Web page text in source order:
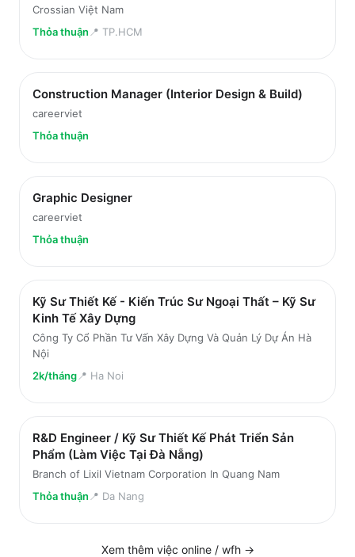
Crossian Việt Nam
Thỏa thuận 📍 TP.HCM
Construction Manager (Interior Design & Build)
careerviet
Thỏa thuận
Graphic Designer
careerviet
Thỏa thuận
Kỹ Sư Thiết Kế - Kiến Trúc Sư Ngoại Thất – Kỹ Sư
Kinh Tế Xây Dựng
Công Ty Cổ Phần Tư Vấn Xây Dựng Và Quản Lý Dự Án Hà
Nội
2k/tháng📍 Ha Noi
R&D Engineer / Kỹ Sư Thiết Kế Phát Triển Sản
Phẩm (Làm Việc Tại Đà Nẵng)
Branch of Lixil Vietnam Corporation In Quang Nam
Thỏa thuận 📍 Da Nang
Xem thêm việc online / wfh→